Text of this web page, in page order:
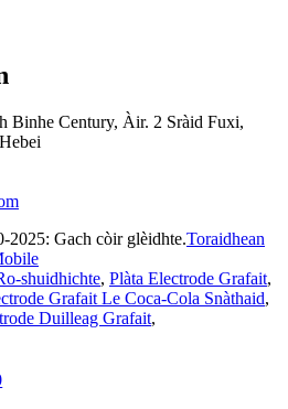
Binhe Century, Àir. 2 Sràid Fuxi,
Gach còir glèidhte.Toraidhean
shuidhichte, Plàta Electrode Grafait,
Grafait Le Coca-Cola Snàthaid,
Duilleag Grafait,